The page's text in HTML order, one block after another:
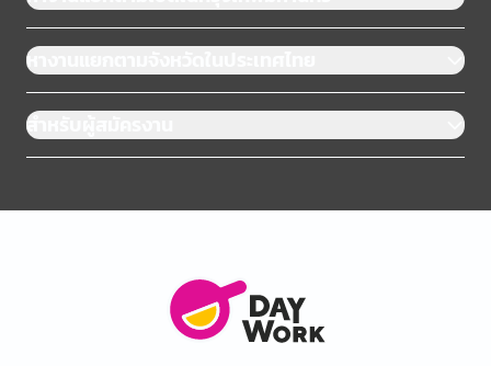
หางานแยกตามจังหวัดในประเทศไทย
สำหรับผู้สมัครงาน